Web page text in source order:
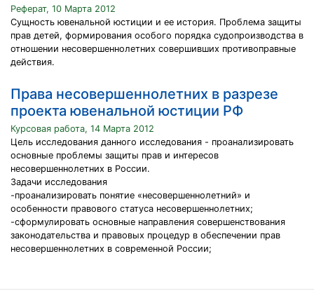
Реферат, 10 Марта 2012
Сущность ювенальной юстиции и ее история. Проблема защиты
прав детей, формирования особого порядка судопроизводства в
отношении несовершеннолетних совершивших противоправные
действия.
Права несовершеннолетних в разрезе
проекта ювенальной юстиции РФ
Курсовая работа, 14 Марта 2012
Цель исследования данного исследования - проанализировать
основные проблемы защиты прав и интересов
несовершеннолетних в России.
Задачи исследования
-проанализировать понятие «несовершеннолетний» и
особенности правового статуса несовершеннолетних;
-сформулировать основные направления совершенствования
законодательства и правовых процедур в обеспечении прав
несовершеннолетних в современной России;